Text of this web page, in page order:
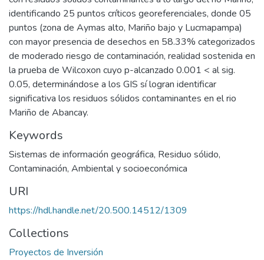
identificando 25 puntos críticos georeferenciales, donde 05
puntos (zona de Aymas alto, Mariño bajo y Lucmapampa)
con mayor presencia de desechos en 58.33% categorizados
de moderado riesgo de contaminación, realidad sostenida en
la prueba de Wilcoxon cuyo p-alcanzado 0.001 < al sig.
0.05, determinándose a los GIS sí logran identificar
significativa los residuos sólidos contaminantes en el rio
Mariño de Abancay.
Keywords
Sistemas de información geográfica, Residuo sólido,
Contaminación, Ambiental y socioeconómica
URI
https://hdl.handle.net/20.500.14512/1309
Collections
Proyectos de Inversión